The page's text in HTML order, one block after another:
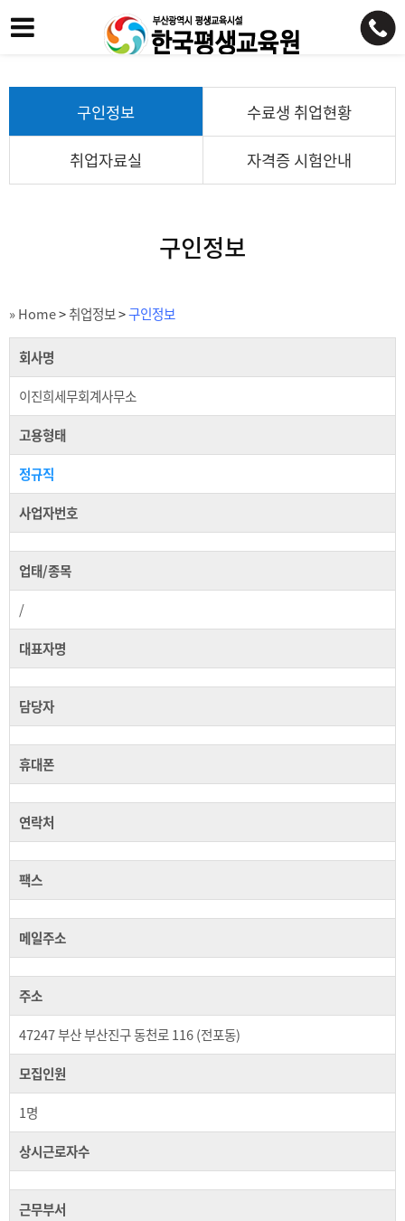
구인정보 수료생 취업현황
취업자료실 자격증 시험안내
구인정보
» Home>취업정보>구인정보
회사명
이진희세무회계사무소
고용형태
정규직
사업자번호
업태/종목
/
대표자명
담당자
휴대폰
연락처
팩스
메일주소
주소
47247 부산 부산진구 동천로 116 (전포동)
모집인원
1명
상시근로자수
근무부서